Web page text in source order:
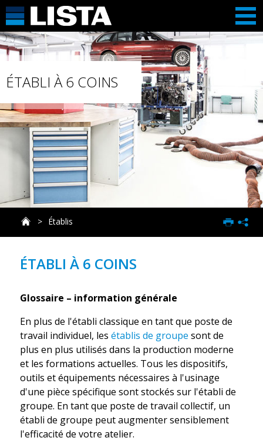
ÉTABLI À 6 COINS
Établis
ÉTABLI À 6 COINS
Glossaire – information générale
En plus de l'établi classique en tant que poste de
travail individuel, les établis de groupe sont de
plus en plus utilisés dans la production moderne
et les formations actuelles. Tous les dispositifs,
outils et équipements nécessaires à l'usinage
d'une pièce spécifique sont stockés sur l'établi de
groupe. En tant que poste de travail collectif, un
établi de groupe peut augmenter sensiblement
l'efficacité de votre atelier.